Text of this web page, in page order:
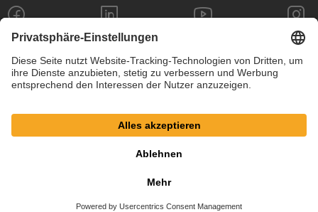
© SAF-HOLLAND SE
Datenschutz
Cookie-Einstellungen
AGB